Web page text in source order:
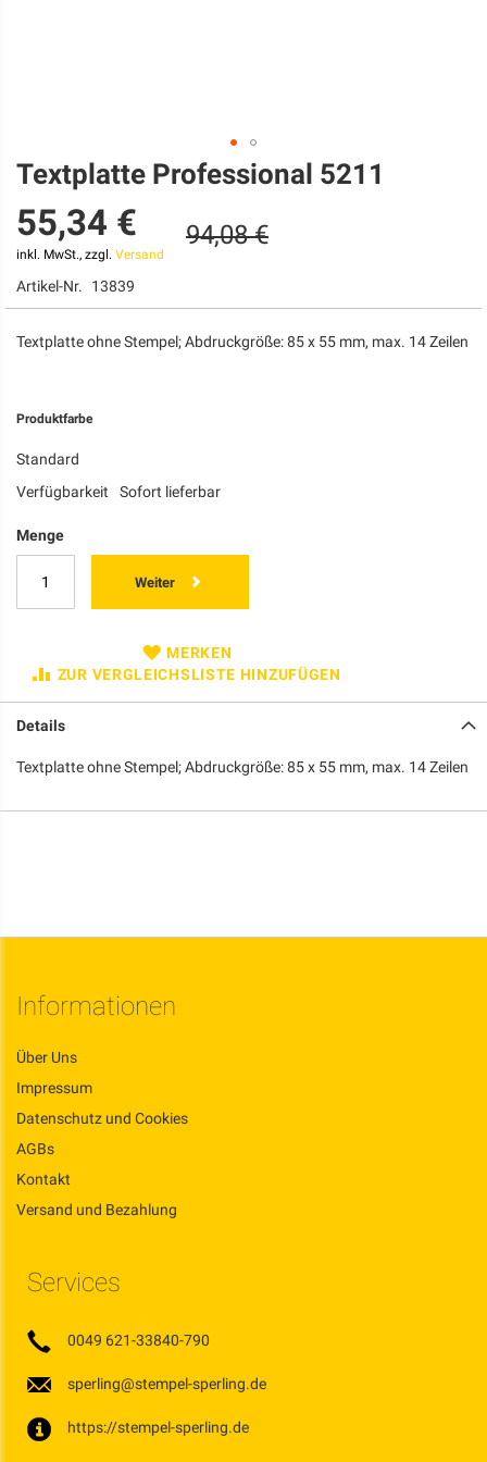
Zum
Anfang
der
Bildgalerie
springen
Textplatte Professional 5211
55,34 €
inkl. MwSt., zzgl. Versand
94,08 €
Artikel-Nr. 13839
Textplatte ohne Stempel; Abdruckgröße: 85 x 55 mm, max. 14 Zeilen
Produktfarbe
Standard
Verfügbarkeit
Sofort lieferbar
Menge
Weiter
MERKEN
ZUR VERGLEICHSLISTE HINZUFÜGEN
Details
Textplatte ohne Stempel; Abdruckgröße: 85 x 55 mm, max. 14 Zeilen
Informationen
Über Uns
Impressum
Datenschutz und Cookies
AGBs
Kontakt
Versand und Bezahlung
Services
0049 621-33840-790
sperling@stempel-sperling.de
https://stempel-sperling.de